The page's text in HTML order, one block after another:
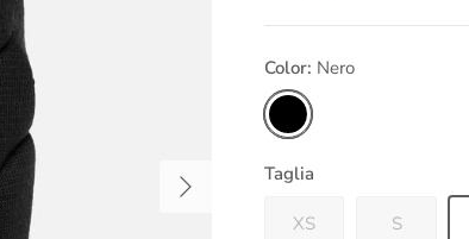
Avanti
Color: Nero
Nero
Taglia
XS S